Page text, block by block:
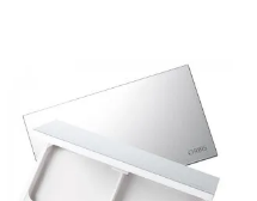
包み込み、高い保湿効果と均一な仕
上がり、化粧持ちを実現しました。
これ1本で、美容液・日焼け止め・
化粧下地・ファンデーション・コン
シーラー・パウダーの6役をこなす